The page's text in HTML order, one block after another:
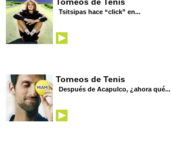
Torneos de Tenis
Tsitsipas hace “click” en...
Torneos de Tenis
Después de Acapulco, ¿ahora qué...